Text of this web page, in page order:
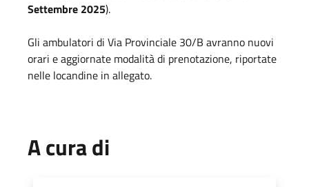
Settembre 2025).
Gli ambulatori di Via Provinciale 30/B avranno nuovi
orari e aggiornate modalità di prenotazione, riportate
nelle locandine in allegato.
A cura di